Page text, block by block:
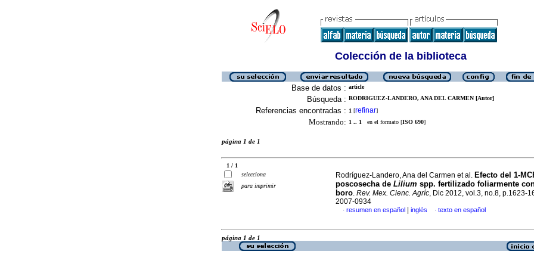
Colección de la biblioteca
Base de datos : article
Búsqueda : RODRIGUEZ-LANDERO, ANA DEL CARMEN [Autor]
Referencias encontradas : 1 [refinar]
Mostrando: 1 .. 1 en el formato [ISO 690]
página 1 de 1
1 / 1
selecciona
para imprimir
Rodríguez-Landero, Ana del Carmen et al. Efecto del 1-
poscosecha de Lilium spp. fertilizado foliarmente
boro. Rev. Mex. Cienc. Agríc, Dic 2012, vol.3, no.8, p.1623-
2007-0934
· resumen en español inglés · texto en español
página 1 de 1